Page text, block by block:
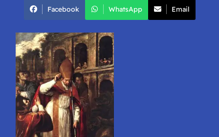
Facebook WhatsApp Email